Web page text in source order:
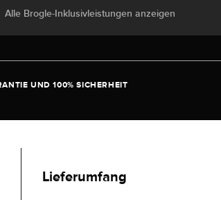
Alle Brogle-Inklusivleistungen anzeigen
UND 100% SICHERHEIT
Lieferumfang